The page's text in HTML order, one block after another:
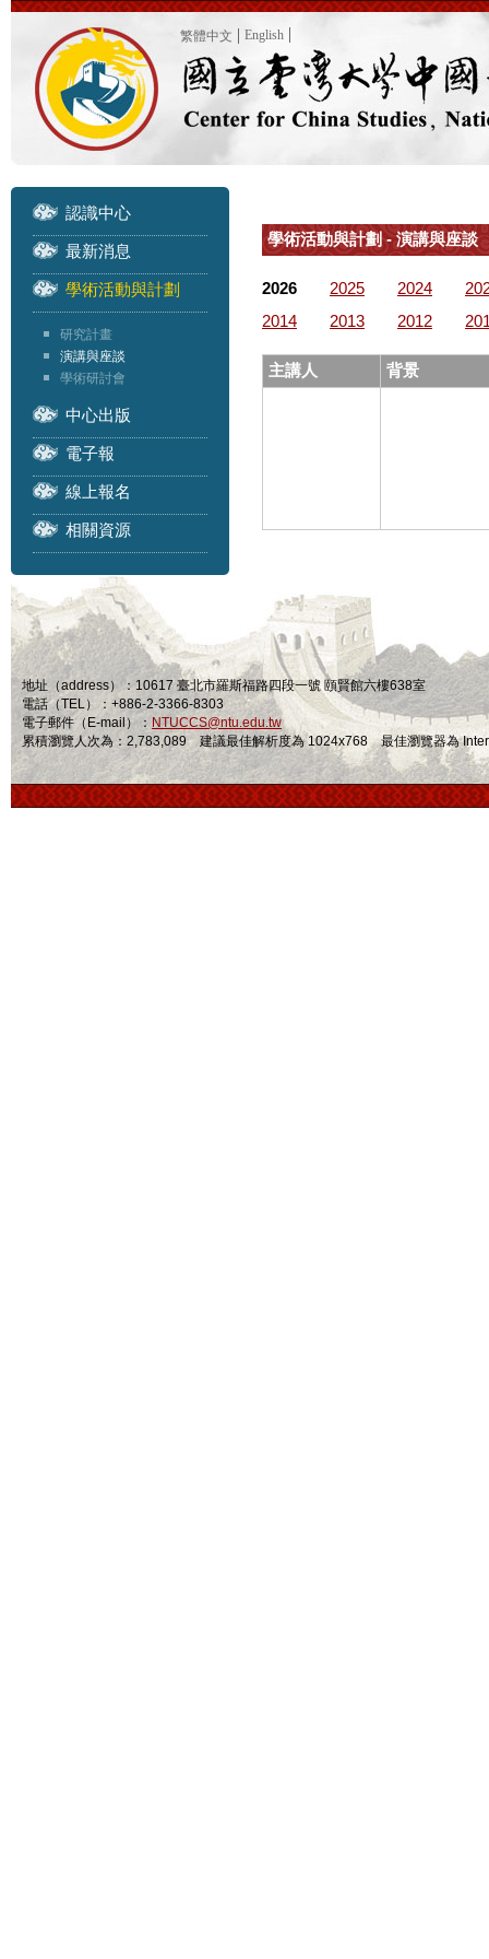
繁體中文 English
認識中心
最新消息
學術活動與計劃
研究計畫
演講與座談
學術研討會
中心出版
電子報
線上報名
相關資源
學術活動與計劃 - 演講與座談
2026 2025 2024
2014
2013 2012
主講人 背景
地址（address）：10617 臺北市羅斯福路四段一號 頤賢館六樓638室
電話（TEL）：+886-2-3366-8303
電子郵件（E-mail）： NTUCCS@ntu.edu.tw
累積瀏覽人次為：2,783,089 建議最佳解析度為 1024x768 最佳瀏覽器為